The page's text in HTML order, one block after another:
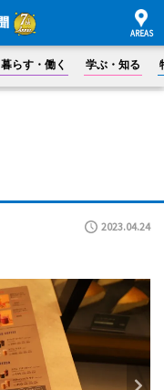
暮らす・働く 学ぶ・知る
2023.04.24